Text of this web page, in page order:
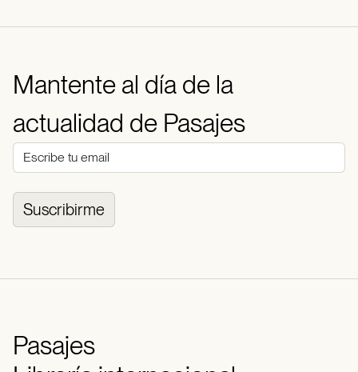
Mantente al día de la
actualidad de Pasajes
Suscribirme
Pasajes